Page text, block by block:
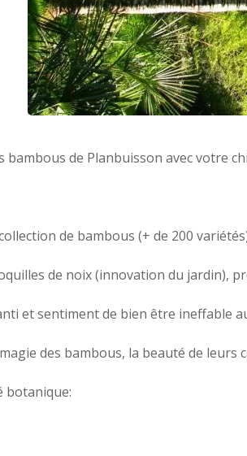
bambous de Planbuisson avec votre
de bambous (+ de 200
de noix (innovation du jardin),
et sentiment de bien être ineffable
des bambous, la beauté de
botanique: